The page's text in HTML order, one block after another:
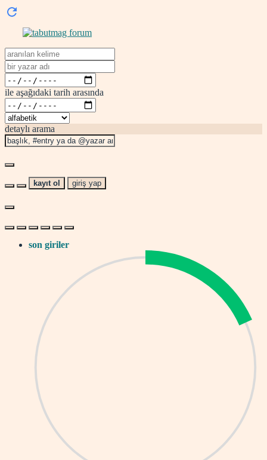
ile aşağıdaki tarih arasında
detaylı arama
kayıt ol giriş yap
son giriler